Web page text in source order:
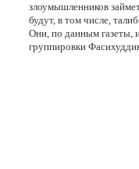
злоумышленников
будут, в том числе,
Они, по данным газеты,
группировки